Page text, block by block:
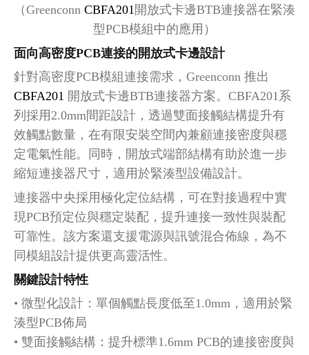
（Greenconn CBFA201 開放式卡邊BTB連接器在緊湊
型PCB模組中的應用）
面向高密度PCB連接的開放式卡邊設計
針對高密度PCB模組連接需求，Greenconn 推出
CBFA201 開放式卡邊BTB連接器方案。CBFA201系
列採用2.0mm間距設計，透過雙面接觸結構提升有
效觸點數量，在有限安裝空間內兼顧連接密度與穩
定電氣性能。同時，開放式端部結構有助於進一步
縮短連接器尺寸，適用於緊湊型設備設計。
連接器中央採用極化定位結構，可在對接過程中實
現PCB預定位與穩定裝配，提升連接一致性與裝配
可靠性。該方案還支援電源與訊號混合佈線，為不
同模組設計提供更高靈活性。
關鍵設計特性
• 微型化設計：單個觸點長度低至1.0mm，適用於緊
湊型PCB佈局
• 雙面接觸結構：提升標準1.6mm PCB的連接密度與